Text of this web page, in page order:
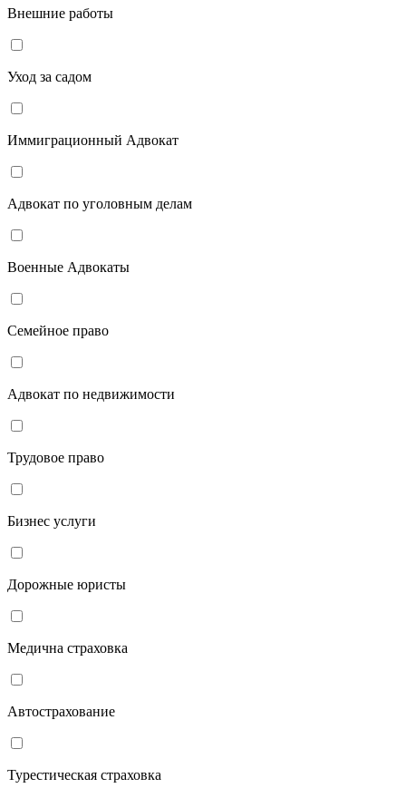
Внешние работы
Уход за садом
Иммиграционный Адвокат
Адвокат по уголовным делам
Военные Адвокаты
Семейное право
Адвокат по недвижимости
Трудовое право
Бизнес услуги
Дорожные юристы
Медична страховка
Автострахование
Турестическая страховка